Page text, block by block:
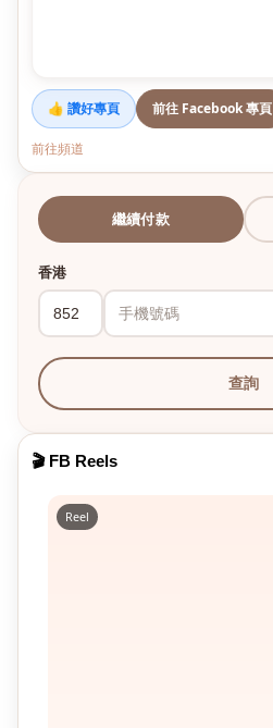
👍 讚好專頁 前往 Facebook 專頁
前往頻道
繼續付款
香港
查詢
🎬 FB Reels
Reel